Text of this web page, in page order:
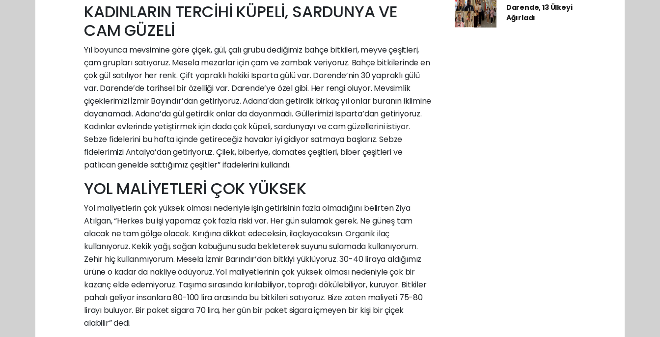
KADINLARIN TERCİHİ KÜPELİ, SARDUNYA VE
CAM GÜZELİ
Yıl boyunca mevsimine göre çiçek, gül, çalı grubu dediğimiz bahçe bitkileri, meyve çeşitleri,
çam grupları satıyoruz. Mesela mezarlar için çam ve zambak veriyoruz. Bahçe bitkilerinde en
çok gül satılıyor her renk. Çift yapraklı hakiki Isparta gülü var. Darende’nin 30 yapraklı gülü
var. Darende’de tarihsel bir özelliği var. Darende’ye özel gibi. Her rengi oluyor. Mevsimlik
çiçeklerimizi İzmir Bayındır’dan getiriyoruz. Adana’dan getirdik birkaç yıl onlar buranın iklimine
dayanamadı. Adana’da gül getirdik onlar da dayanmadı. Güllerimizi Isparta’dan getiriyoruz.
Kadınlar evlerinde yetiştirmek için dada çok küpeli, sardunyayı ve cam güzellerini istiyor.
Sebze fidelerini bu hafta içinde getireceğiz havalar iyi gidiyor satmaya başlarız. Sebze
fidelerimizi Antalya’dan getiriyoruz. Çilek, biberiye, domates çeşitleri, biber çeşitleri ve
patlıcan genelde sattığımız çeşitler” ifadelerini kullandı.
YOL MALİYETLERİ ÇOK YÜKSEK
Yol maliyetlerin çok yüksek olması nedeniyle işin getirisinin fazla olmadığını belirten Ziya
Atılgan, “Herkes bu işi yapamaz çok fazla riski var. Her gün sulamak gerek. Ne güneş tam
alacak ne tam gölge olacak. Kırığına dikkat edeceksin, ilaçlayacaksın. Organik ilaç
kullanıyoruz. Kekik yağı, soğan kabuğunu suda bekleterek suyunu sulamada kullanıyorum.
Zehir hiç kullanmıyorum. Mesela İzmir Barındır’dan bitkiyi yüklüyoruz. 30-40 liraya aldığımız
ürüne o kadar da nakliye ödüyoruz. Yol maliyetlerinin çok yüksek olması nedeniyle çok bir
kazanç elde edemiyoruz. Taşıma sırasında kırılabiliyor, toprağı dökülebiliyor, kuruyor. Bitkiler
pahalı geliyor insanlara 80-100 lira arasında bu bitkileri satıyoruz. Bize zaten maliyeti 75-80
lirayı buluyor. Bir paket sigara 70 lira, her gün bir paket sigara içmeyen bir kişi bir çiçek
alabilir” dedi.
Darende, 13 Ülkeyi
Ağırladı